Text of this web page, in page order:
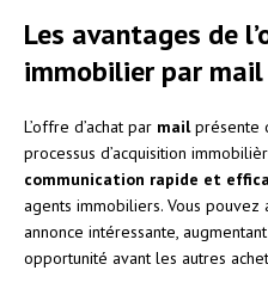
Les avantages de
immobilier par mail
L’offre d’achat par mailprésente
processus d’acquisition
communication rapide et
agents immobiliers. Vous
annonce intéressante,
opportunité avant les autres